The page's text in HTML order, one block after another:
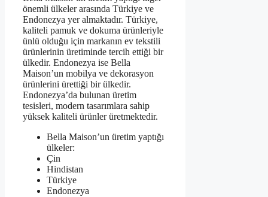
önemli ülkeler arasında Türkiye ve
Endonezya yer almaktadır. Türkiye,
kaliteli pamuk ve dokuma ürünleriyle
ünlü olduğu için markanın ev tekstili
ürünlerinin üretiminde tercih ettiği bir
ülkedir. Endonezya ise Bella
Maison’un mobilya ve dekorasyon
ürünlerini ürettiği bir ülkedir.
Endonezya’da bulunan üretim
tesisleri, modern tasarımlara sahip
yüksek kaliteli ürünler üretmektedir.
Bella Maison’un üretim yaptığı
ülkeler:
Çin
Hindistan
Türkiye
Endonezya